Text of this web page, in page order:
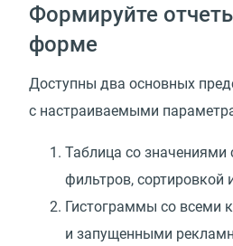
Формируйте
форме
Доступны два основных
с настраиваемыми
Таблица со
фильтров, сортировкой
Гистограммы со всеми
и запущенными